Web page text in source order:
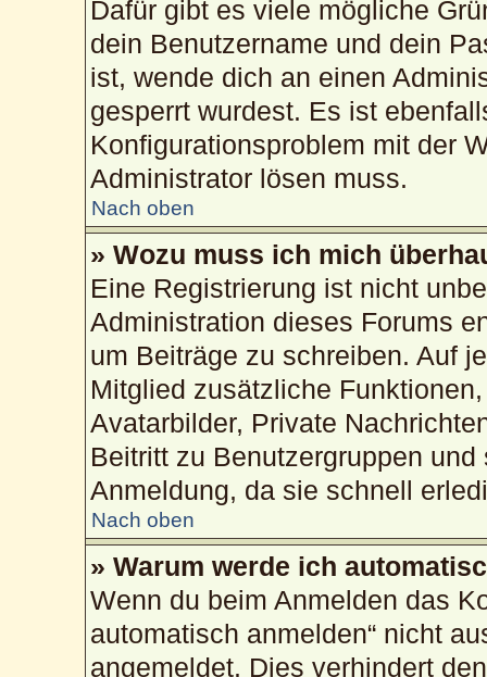
Dafür gibt es viele mögliche
dein Benutzername und dein
ist, wende dich an einen
gesperrt wurdest. Es ist
Konfigurationsproblem mit der
Administrator lösen muss.
Nach oben
» Wozu muss ich mich
Eine Registrierung ist nicht
Administration dieses Forums
um Beiträge zu schreiben. Auf
Mitglied zusätzliche
Avatarbilder, Private
Beitritt zu Benutzergruppen
Anmeldung, da sie schnell
Nach oben
» Warum werde ich
Wenn du beim Anmelden das
automatisch anmelden“ nicht
angemeldet. Dies verhindert